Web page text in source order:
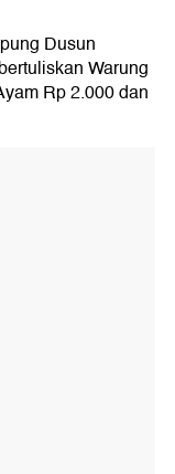
Dusun
Warung
Rp 2.000 dan